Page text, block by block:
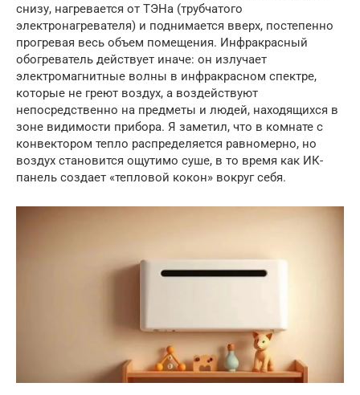
снизу, нагревается от ТЭНа (трубчатого
электронагревателя) и поднимается вверх, постепенно
прогревая весь объем помещения. Инфракрасный
обогреватель действует иначе: он излучает
электромагнитные волны в инфракрасном спектре,
которые не греют воздух, а воздействуют
непосредственно на предметы и людей, находящихся в
зоне видимости прибора. Я заметил, что в комнате с
конвектором тепло распределяется равномерно, но
воздух становится ощутимо суше, в то время как ИК-
панель создает «тепловой кокон» вокруг себя.